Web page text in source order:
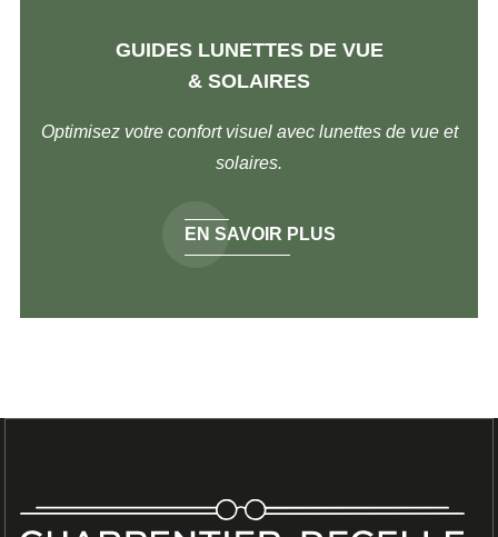
GUIDES LUNETTES DE VUE
& SOLAIRES
Optimisez votre confort visuel avec lunettes de vue et
solaires.
EN SAVOIR PLUS